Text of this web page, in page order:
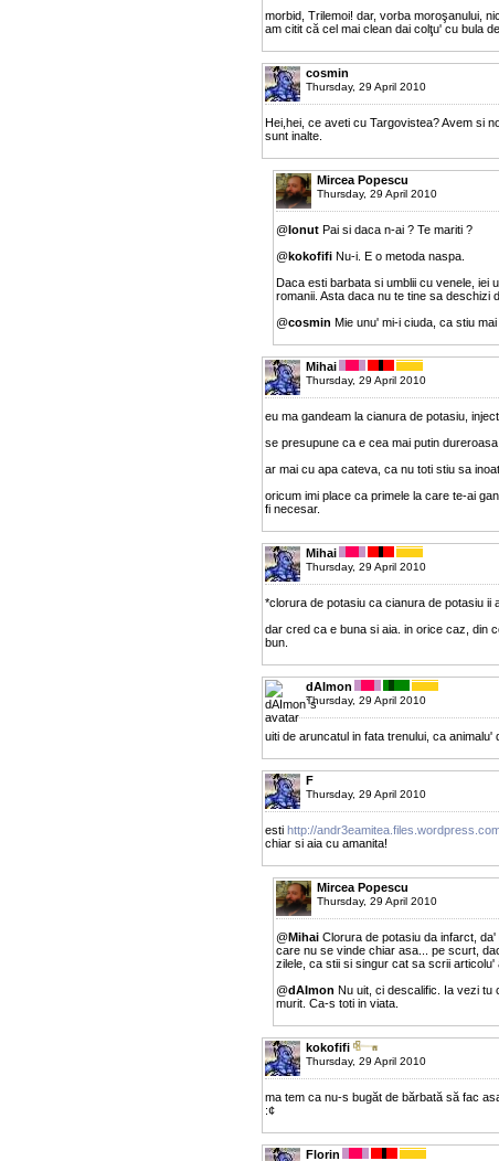
morbid, Trilemoi! dar, vorba moroşanului,
am citit că cel mai clean dai colţu' cu bula
cosmin
Thursday, 29 April 2010
Hei,hei, ce aveti cu Targovistea? Avem si
sunt inalte.
Mircea Popescu
Thursday, 29 April 2010
@Ionut Pai si daca n-ai ? Te mariti ?
@kokofifi Nu-i. E o metoda naspa.
Daca esti barbata si umblii cu venele, iei
romanii. Asta daca nu te tine sa deschizi
@cosmin Mie unu' mi-i ciuda, ca stiu
Mihai
Thursday, 29 April 2010
eu ma gandeam la cianura de potasiu,
se presupune ca e cea mai putin dureroasa
ar mai cu apa cateva, ca nu toti stiu sa
oricum imi place ca primele la care te-ai
fi necesar.
Mihai
Thursday, 29 April 2010
*clorura de potasiu ca cianura de potasiu ii
dar cred ca e buna si aia. in orice caz, din
bun.
dAImon
Thursday, 29 April 2010
uiti de aruncatul in fata trenului, ca
F
Thursday, 29 April 2010
esti http://
chiar si aia cu amanita!
Mircea Popescu
Thursday, 29 April 2010
@Mihai Clorura de potasiu da infarct,
care nu se vinde chiar asa... pe scurt,
zilele, ca stii si singur cat sa scrii articolu'
@dAImon Nu uit, ci descalific. Ia vezi tu
murit. Ca-s toti in viata.
kokofifi
Thursday, 29 April 2010
ma tem ca nu-s bugăt de bărbată să fac
:¢
Florin